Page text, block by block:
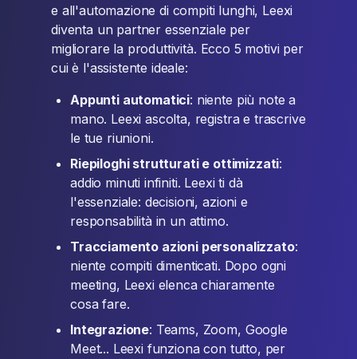
e all'automazione di compiti lunghi, Leexi
diventa un partner essenziale per
migliorare la produttività. Ecco 5 motivi per
cui è l'assistente ideale:
Appunti automatici: niente più note a
mano. Leexi ascolta, registra e trascrive
le tue riunioni.
Riepiloghi strutturati e ottimizzati:
addio minuti infiniti. Leexi ti dà
l'essenziale: decisioni, azioni e
responsabilità in un attimo.
Tracciamento azioni personalizzato:
niente compiti dimenticati. Dopo ogni
meeting, Leexi elenca chiaramente
cosa fare.
Integrazione: Teams, Zoom, Google
Meet... Leexi funziona con tutto, per